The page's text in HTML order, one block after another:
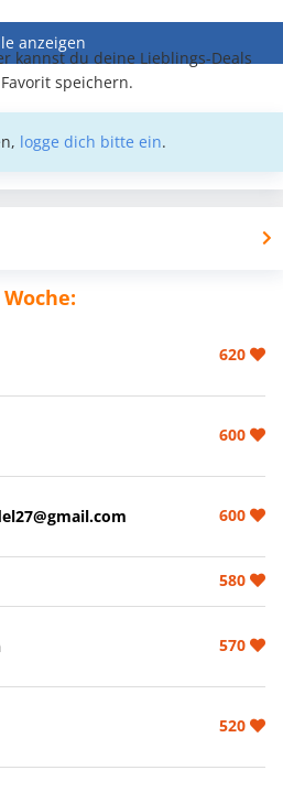
anzeigen
kannst du deine Lieblings-Deals
speichern.
logge dich bitte ein.
620
600
600
580
570
520